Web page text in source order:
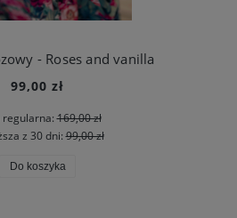
- Roses and vanilla
99,00 zł
regularna:169,00 zł
z 30 dni:99,00 zł
Do koszyka